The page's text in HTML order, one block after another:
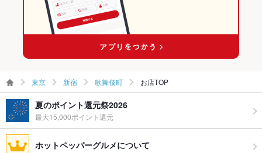
東京 新宿 歌舞伎町 お店TOP
夏のポイント還元祭2026
最大15,000ポイント還元
ホットペッパーグルメについて